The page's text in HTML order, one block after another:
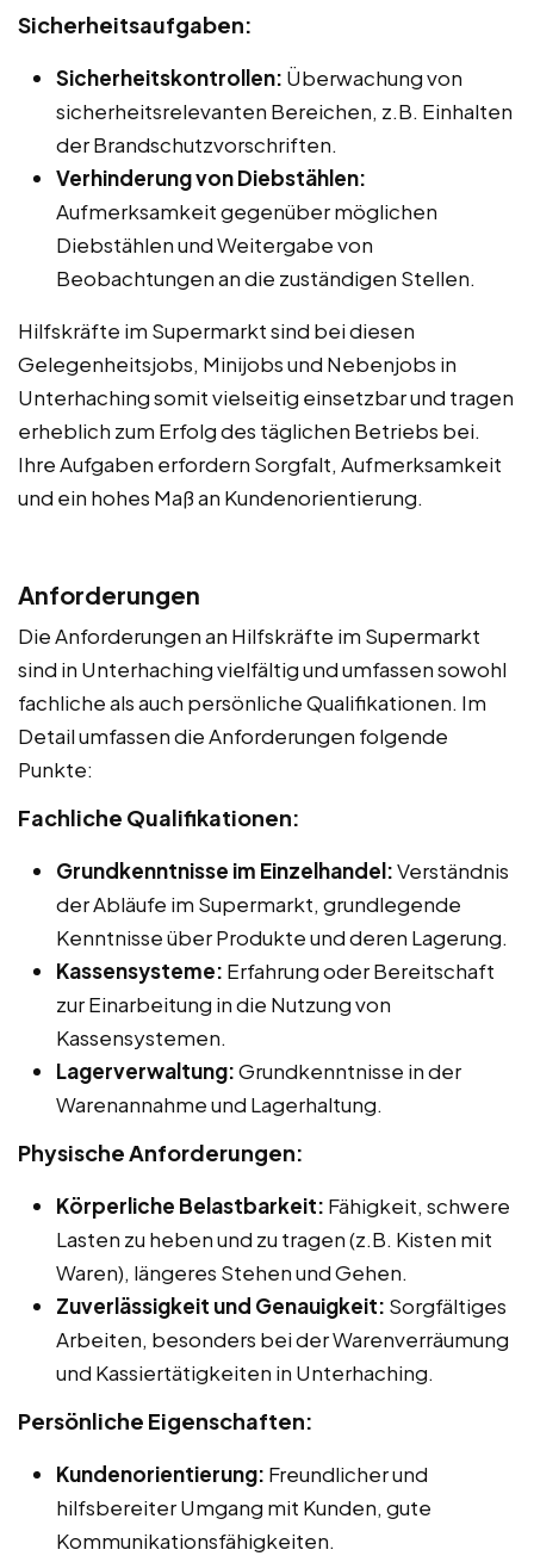
Sicherheitsaufgaben:
Sicherheitskontrollen: Überwachung von
sicherheitsrelevanten Bereichen, z.B. Einhalten
der Brandschutzvorschriften.
Verhinderung von Diebstählen:
Aufmerksamkeit gegenüber möglichen
Diebstählen und Weitergabe von
Beobachtungen an die zuständigen Stellen.
Hilfskräfte im Supermarkt sind bei diesen
Gelegenheitsjobs, Minijobs und Nebenjobs in
Unterhaching somit vielseitig einsetzbar und tragen
erheblich zum Erfolg des täglichen Betriebs bei.
Ihre Aufgaben erfordern Sorgfalt, Aufmerksamkeit
und ein hohes Maß an Kundenorientierung.
Anforderungen
Die Anforderungen an Hilfskräfte im Supermarkt
sind in Unterhaching vielfältig und umfassen sowohl
fachliche als auch persönliche Qualifikationen. Im
Detail umfassen die Anforderungen folgende
Punkte:
Fachliche Qualifikationen:
Grundkenntnisse im Einzelhandel:Verständnis
der Abläufe im Supermarkt, grundlegende
Kenntnisse über Produkte und deren Lagerung.
Kassensysteme: Erfahrung oder Bereitschaft
zur Einarbeitung in die Nutzung von
Kassensystemen.
Lagerverwaltung:Grundkenntnisse in der
Warenannahme und Lagerhaltung.
Physische Anforderungen:
Körperliche Belastbarkeit: Fähigkeit, schwere
Lasten zu heben und zu tragen (z.B. Kisten mit
Waren), längeres Stehen und Gehen.
Zuverlässigkeit und Genauigkeit: Sorgfältiges
Arbeiten, besonders bei der Warenverräumung
und Kassiertätigkeiten in Unterhaching.
Persönliche Eigenschaften:
Kundenorientierung: Freundlicher und
hilfsbereiter Umgang mit Kunden, gute
Kommunikationsfähigkeiten.